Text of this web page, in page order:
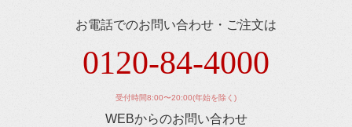
お電話でのお問い合わせ・ご注文は
0120-84-4000
受付時間8:00〜20:00(年始を除く)
WEBからのお問い合わせ